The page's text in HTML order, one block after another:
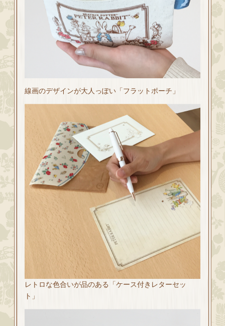
線画のデザインが大人っぽい「フラットポーチ」
レトロな色合いが品のある「ケース付きレターセッ
ト」